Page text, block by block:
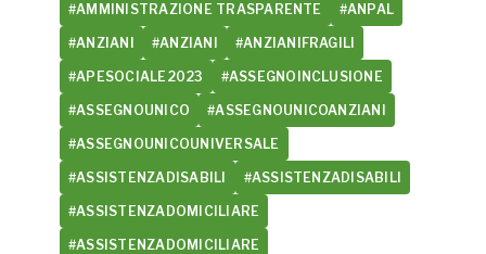
#AMMINISTRAZIONE TRASPARENTE #ANPAL
#ANZIANI #ANZIANI #ANZIANIFRAGILI
#APESOCIALE2023 #ASSEGNOINCLUSIONE
#ASSEGNOUNICO #ASSEGNOUNICOANZIANI
#ASSEGNOUNICOUNIVERSALE
#ASSISTENZADISABILI #ASSISTENZADISABILI
#ASSISTENZADOMICILIARE
#ASSISTENZADOMICILIARE